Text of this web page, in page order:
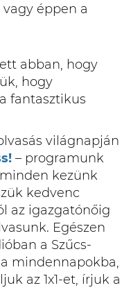
éppen a
abban, hogy
hogy
fantasztikus
világnapján
– programunk
kezünk
kedvenc
az igazgatónőig
Egészen
a Szűcs-
mindennapokba,
az 1x1-et, írjuk a